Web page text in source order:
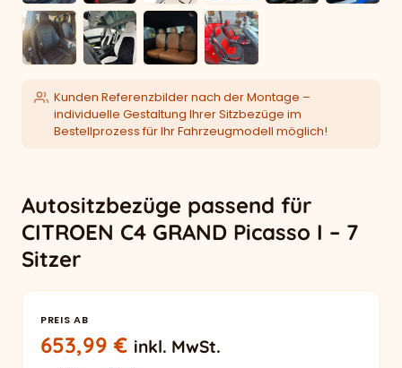
Kunden Referenzbilder nach der Montage –
individuelle Gestaltung Ihrer Sitzbezüge im
Bestellprozess für Ihr Fahrzeugmodell möglich!
Autositzbezüge passend für
CITROEN C4 GRAND Picasso I – 7
Sitzer
PREIS AB
653,99€ inkl. MwSt.